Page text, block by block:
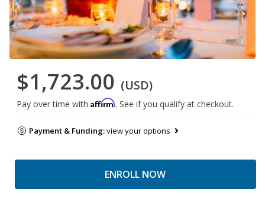
$1,723.00 (USD)
Pay over time with Affirm. See if you qualify at checkout.
Payment & Funding:view your options
ENROLL NOW